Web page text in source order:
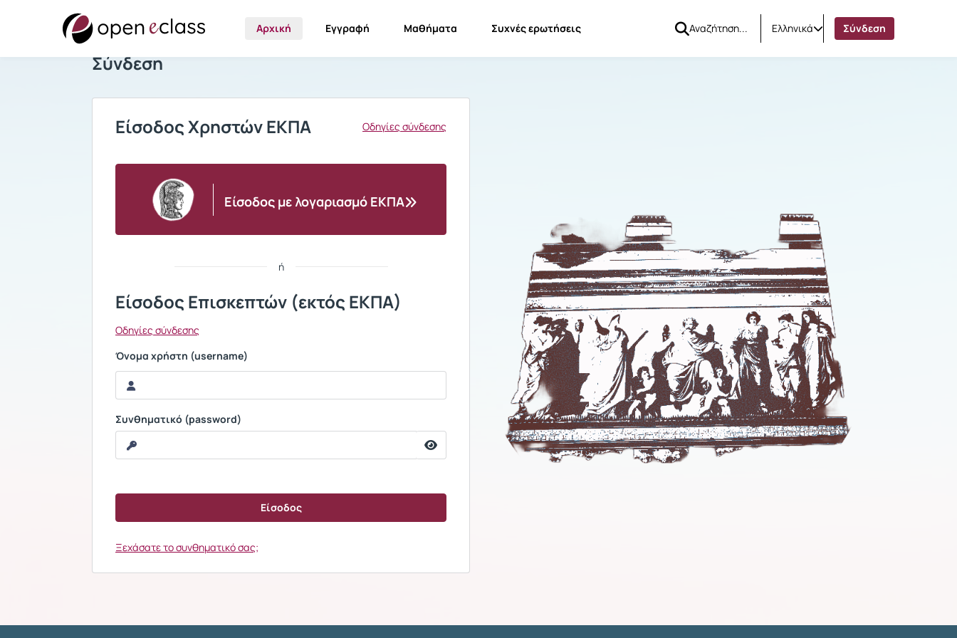
Αρχική Εγγραφή Μαθήματα Συχνές ερωτήσεις Ελληνικά Σύνδεση
Σύνδεση
Είσοδος Χρηστών ΕΚΠΑ Οδηγίες σύνδεσης
Είσοδος με λογαριασμό ΕΚΠΑ
ή
Είσοδος Επισκεπτών (εκτός ΕΚΠΑ)
Οδηγίες σύνδεσης
Όνομα χρήστη (username)
Συνθηματικό (password)
Ξεχάσατε το συνθηματικό σας;